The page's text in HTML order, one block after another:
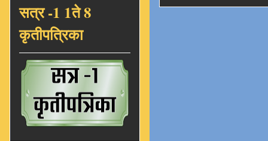
सत्र -1 1ते 8
कृतीपत्रिका